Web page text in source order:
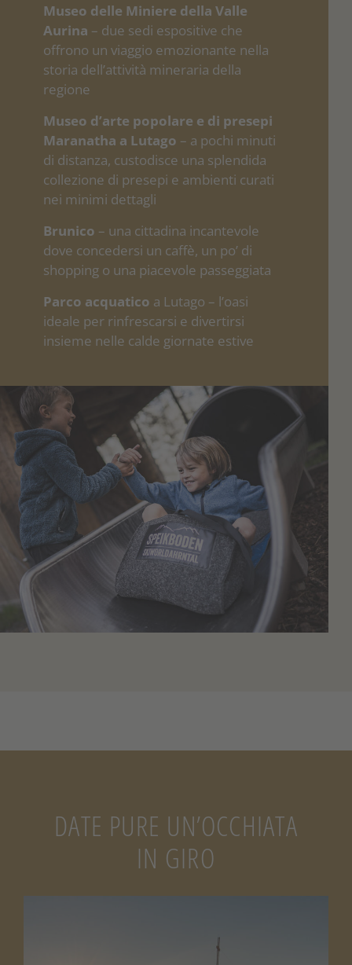
Museo delle Miniere della Valle
Aurina – due sedi espositive che
offrono un viaggio emozionante nella
storia dell’attività mineraria della
regione
Museo d’arte popolare e di presepi
Maranatha a Lutago – a pochi minuti
di distanza, custodisce una splendida
collezione di presepi e ambienti curati
nei minimi dettagli
Brunico – una cittadina incantevole
dove concedersi un caffè, un po’ di
shopping o una piacevole passeggiata
Parco acquatico a Lutago – l’oasi
ideale per rinfrescarsi e divertirsi
insieme nelle calde giornate estive
DATE PURE UN’OCCHIATA
IN GIRO